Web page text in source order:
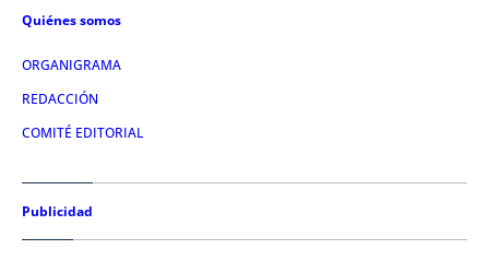
Quiénes somos
ORGANIGRAMA
REDACCIÓN
COMITÉ EDITORIAL
Publicidad